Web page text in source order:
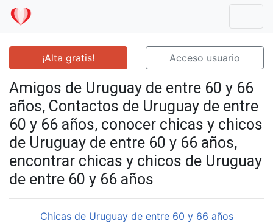
¡Alta gratis! Acceso usuario
Amigos de Uruguay de entre 60 y 66
años, Contactos de Uruguay de entre
60 y 66 años, conocer chicas y chicos
de Uruguay de entre 60 y 66 años,
encontrar chicas y chicos de Uruguay
de entre 60 y 66 años
Chicas de Uruguay de entre 60 y 66 años